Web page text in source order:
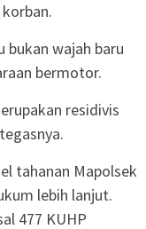
bukan wajah baru
bermotor.
residivis
tahanan Mapolsek
lebih lanjut.
477 KUHP